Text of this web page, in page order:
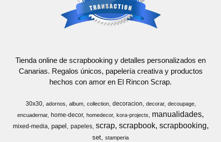
Tienda online de scrapbooking y detalles personalizados en
Canarias. Regalos únicos, papelería creativa y productos
hechos con amor en El Rincon Scrap.
30x30 adornos album collection decoracion decorar
decoupage
encuadernar
home-decor homedecor kora-projects manualidades
mixed-media papel papeles scrap scrapbook scrapbooking
set stamperia